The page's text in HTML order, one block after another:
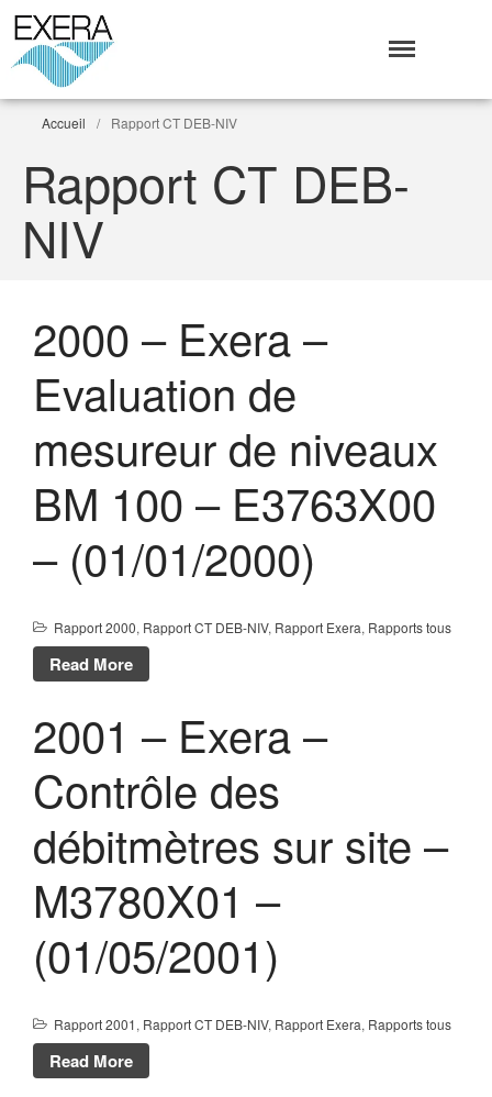
Coopération internationale
Opérations
Fonctionnement
Affaires
Evénements publics
Calendrier
Commissions techniques
Publications
Réalisations récentes
Lettres d’information (FR)
Newsletters (EN)
LinkedIn Exera
Abonné
Association des EXploitants d'Equipements de mesure,
Accueil / Rapport CT DEB-NIV
Rapport CT DEB-
NIV
2000 – Exera –
Evaluation de
mesureur de niveaux
BM 100 – E3763X00
– (01/01/2000)
Rapport 2000, Rapport CT DEB-NIV, Rapport Exera, Rapports tous
Read More
2001 – Exera –
Contrôle des
débitmètres sur site –
M3780X01 –
(01/05/2001)
Rapport 2001, Rapport CT DEB-NIV, Rapport Exera, Rapports tous
Read More